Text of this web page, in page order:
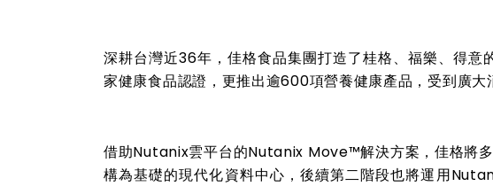
深耕台灣近36年，佳格食品集團打造了桂格、福樂、得
家健康食品認證，更推出逾600項營養健康產品，受到廣大
借助Nutanix雲平台的Nutanix Move™解決方案，佳格將
構為基礎的現代化資料中心，後續第二階段也將運用